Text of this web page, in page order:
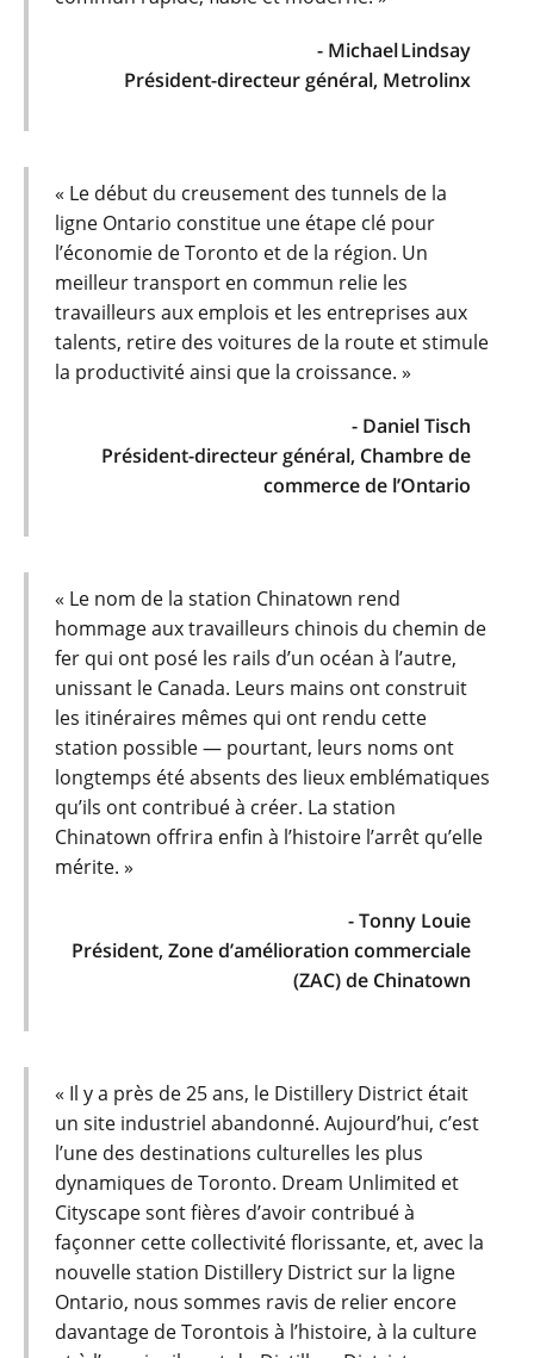
- Michael Lindsay
Président-directeur général, Metrolinx
« Le début du creusement des tunnels de la
ligne Ontario constitue une étape clé pour
l’économie de Toronto et de la région. Un
meilleur transport en commun relie les
travailleurs aux emplois et les entreprises aux
talents, retire des voitures de la route et stimule
la productivité ainsi que la croissance. »
- Daniel Tisch
Président-directeur général, Chambre de
commerce de l’Ontario
« Le nom de la station Chinatown rend
hommage aux travailleurs chinois du chemin de
fer qui ont posé les rails d’un océan à l’autre,
unissant le Canada. Leurs mains ont construit
les itinéraires mêmes qui ont rendu cette
station possible — pourtant, leurs noms ont
longtemps été absents des lieux emblématiques
qu’ils ont contribué à créer. La station
Chinatown offrira enfin à l’histoire l’arrêt qu’elle
mérite. »
- Tonny Louie
Président, Zone d’amélioration commerciale
(ZAC) de Chinatown
« Il y a près de 25 ans, le Distillery District était
un site industriel abandonné. Aujourd’hui, c’est
l’une des destinations culturelles les plus
dynamiques de Toronto. Dream Unlimited et
Cityscape sont fières d’avoir contribué à
façonner cette collectivité florissante, et, avec la
nouvelle station Distillery District sur la ligne
Ontario, nous sommes ravis de relier encore
davantage de Torontois à l’histoire, à la culture